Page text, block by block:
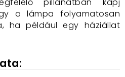
a lámpa folyamatosan
ha például egy háziállat